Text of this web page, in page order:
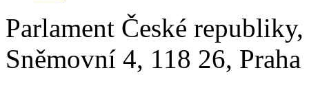
Parlament České
Sněmovní 4, 118 26,